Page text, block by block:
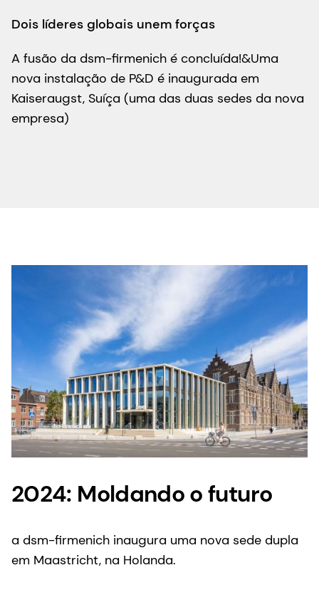
Dois líderes globais unem forças
A fusão da dsm-firmenich é concluída!&Uma
nova instalação de P&D é inaugurada em
Kaiseraugst, Suíça (uma das duas sedes da nova
empresa)
2024: Moldando o futuro
a dsm-firmenich inaugura uma nova sede dupla
em Maastricht, na Holanda.